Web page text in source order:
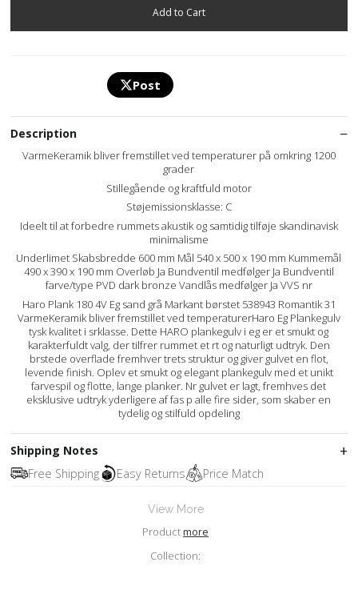
Post
Description
VarmeKeramik bliver fremstillet ved temperaturer på omkring 1200
grader
Stillegående og kraftfuld motor
Støjemissionsklasse: C
Ideelt til at forbedre rummets akustik og samtidig tilføje skandinavisk
minimalisme
Underlimet Skabsbredde 600 mm Mål 540 x 500 x 190 mm Kummemål
490 x 390 x 190 mm Overløb Ja Bundventil medfølger Ja Bundventil
farve/type PVD dark bronze Vandlås medfølger Ja VVS nr
Haro Plank 180 4V Eg sand grå Markant børstet 538943 Romantik 31
VarmeKeramik bliver fremstillet ved temperaturerHaro Eg Plankegulv
tysk kvalitet i srklasse. Dette HARO plankegulv i eg er et smukt og
karakterfuldt valg, der tilfrer rummet et rt og naturligt udtryk. Den
brstede overflade fremhver trets struktur og giver gulvet en flot,
levende finish. Oplev et smukt og elegant plankegulv med et unikt
farvespil og flotte, lange planker. Nr gulvet er lagt, fremhves det
eksklusive udtryk yderligere af fas p alle fire sider, som skaber en
tydelig og stilfuld opdeling
Shipping Notes
Free Shipping
Easy Returns Price Match
View More
Productmore
Collection: